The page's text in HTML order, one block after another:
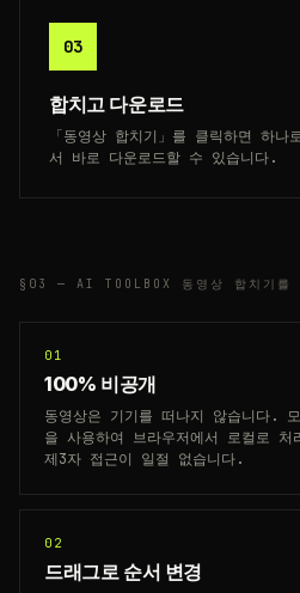
03
합치고 다운로드
「동영상 합치기」를 클릭하면 하나
서 바로 다운로드할 수 있습니다.
§03 — AI TOOLBOX 동영상 합치기를
01
100% 비공개
동영상은 기기를 떠나지 않습니다.
을 사용하여 브라우저에서 로컬로
제3자 접근이 일절 없습니다.
02
드래그로 순서 변경